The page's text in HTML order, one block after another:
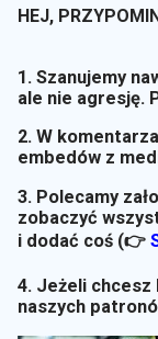
HEJ,
1. Szanujemy
ale nie agresję.
2. W
embedów z
3. Polecamy
zobaczyć
i dodać coś (👉
4. Jeżeli chcesz
naszych